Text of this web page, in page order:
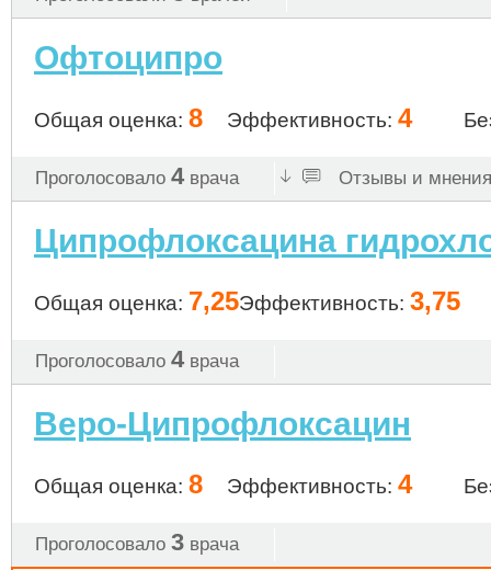
Офтоципро
Общая оценка: 8 Эффективность: 4
Проголосовало 4 врача Отзывы и
Ципрофлоксацина
Общая оценка: 7,25Эффективность: 3,75
Проголосовало 4 врача
Веро-Ципрофлоксацин
Общая оценка: 8 Эффективность: 4
Проголосовало 3 врача